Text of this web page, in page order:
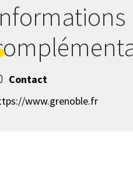
Contact
www.grenoble.fr